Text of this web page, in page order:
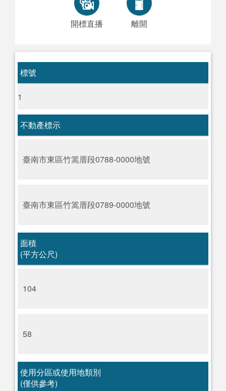
開標直播 離開
標號
1
不動產標示
臺南市東區竹篙厝段0788-0000地號
臺南市東區竹篙厝段0789-0000地號
面積
(平方公尺)
104
58
使用分區或使用地類別
(僅供參考)